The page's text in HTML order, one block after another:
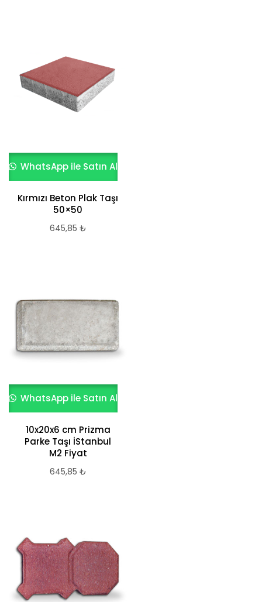
WhatsApp ile Satın Al
Kırmızı Beton Plak Taşı
50×50
645,85 ₺
WhatsApp ile Satın Al
10x20x6 cm Prizma
Parke Taşı İStanbul
M2 Fiyat
645,85 ₺